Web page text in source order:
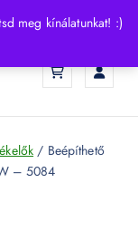
meg kínálatunkat! :)
/ Beépíthető
– 5084